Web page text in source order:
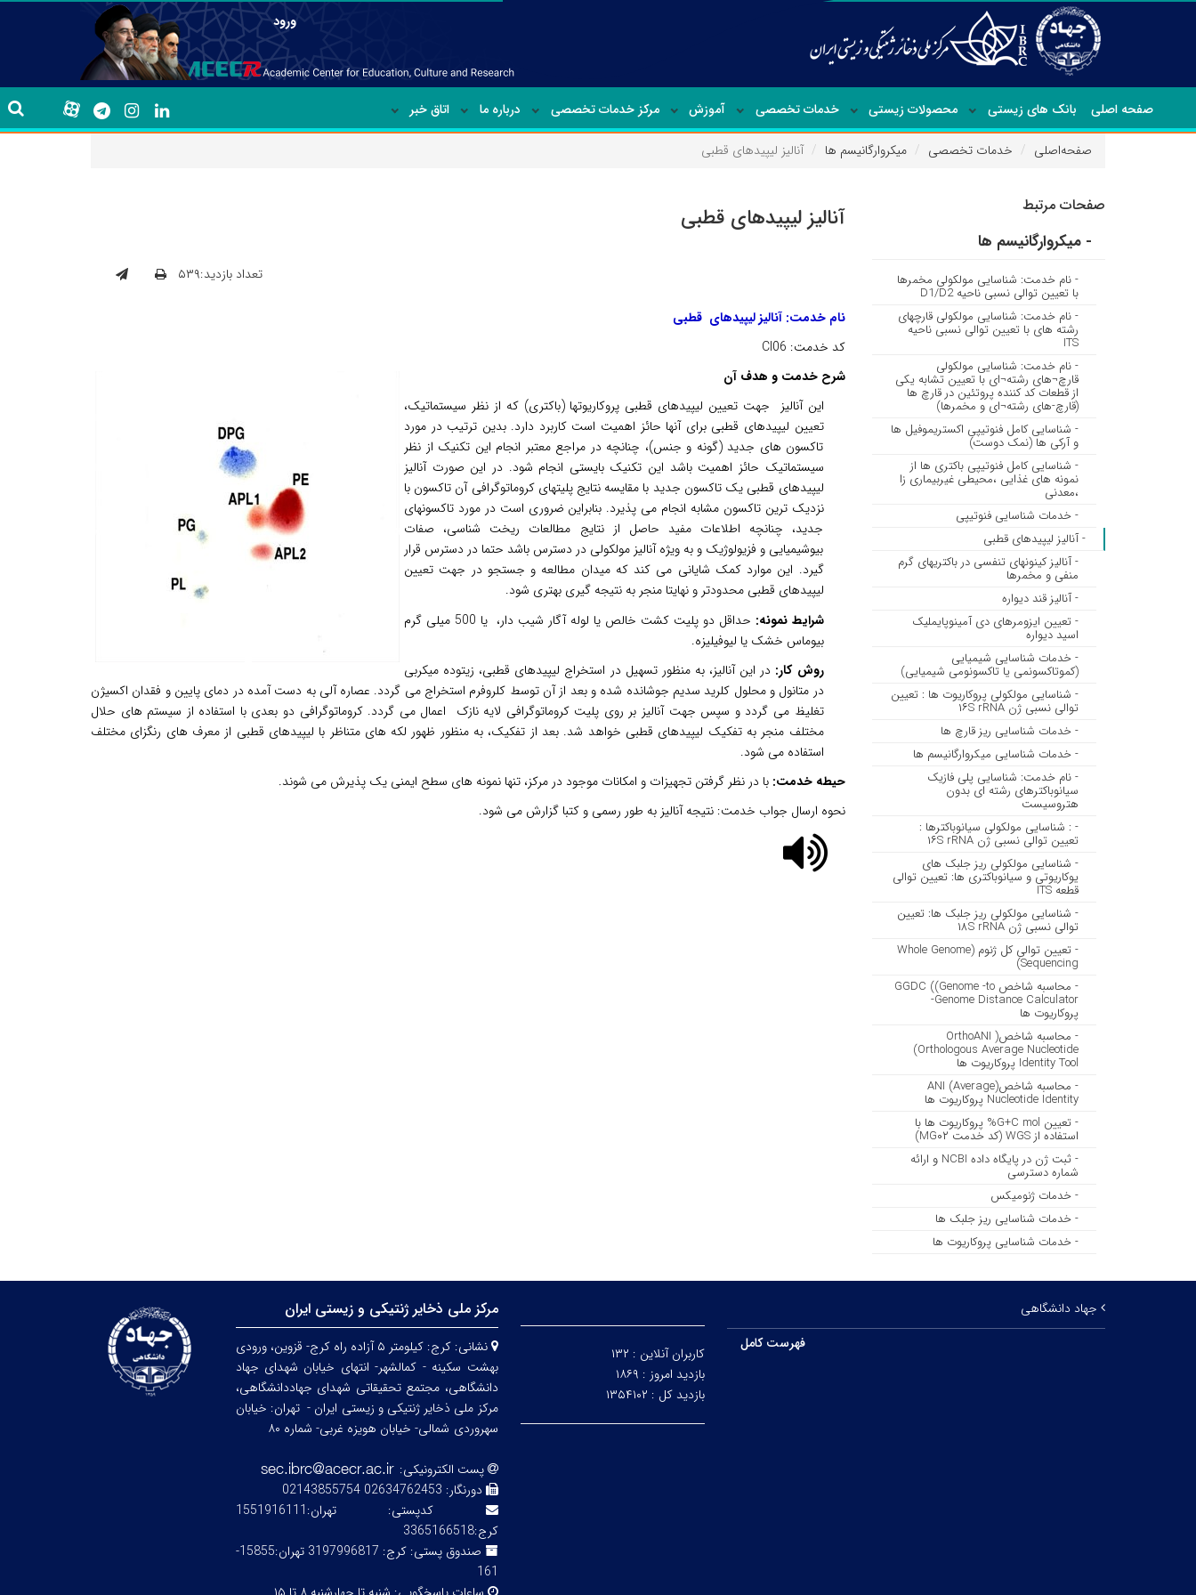
ورود
صفحه اصلی بانک های زیستی محصولات زیستی خدمات تخصصی آموزش مرکز خدمات تخصصی درباره ما اتاق خبر
صفحه‌اصلی خدمات تخصصی میکروارگانیسم ها آنالیز لیپیدهای قطبی
آنالیز لیپیدهای قطبی
تعداد بازدید:۵۳۹
نام خدمت: آنالیز لیپیدهای قطبی
کد خدمت: CI06
شرح خدمت و هدف آن
این آنالیز
جهت تعیین لیپیدهای قطبی پروکاریوتها (باکتری) که از نظر سیستماتیک،
تعیین لیپیدهای قطبی برای آنها حائز اهمیت است کاربرد دارد. بدین ترتیب در مورد
تاکسون های جدید (گونه و جنس)، چنانچه در مراجع معتبر انجام این تکنیک از نظر
سیستماتیک حائز اهمیت باشد این تکنیک بایستی انجام شود. در این صورت آنالیز
لیپیدهای قطبی یک تاکسون جدید با مقایسه نتایج پلیتهای کروماتوگرافی آن تاکسون با
نزدیک ترین تاکسون مشابه انجام می پذیرد. بنابراین ضروری است در مورد تاکسونهای
جدید، چنانچه اطلاعات مفید حاصل از نتایج مطالعات ریخت شناسی، صفات
بیوشیمیایی و فزیولوژیک و به ویژه آنالیز مولکولی در دسترس باشد حتما در دسترس قرار
گیرد. این موارد کمک شایانی می کند که میدان مطالعه و جستجو در جهت تعیین
لیپیدهای قطبی محدودتر و نهایتا منجر به نتیجه گیری بهتری شود.
شرایط نمونه: حداقل دو پلیت کشت خالص یا لوله آگار شیب دار،
یا 500 میلی گرم
بیوماس خشک یا لیوفیلیزه.
روش کار: در این آنالیز، به منظور تسهیل در استخراج لیپیدهای قطبی، زیتوده میکربی
در متانول و محلول کلرید سدیم جوشانده شده و بعد از آن توسط کلروفرم استخراج می گردد. عصاره آلی به دست آمده در دمای پایین و فقدان اکسیژن
تغلیظ می گردد و سپس جهت آنالیز بر روی پلیت کروماتوگرافی لایه نازک
اعمال می گردد. کروماتوگرافی دو بعدی با استفاده از سیستم های حلال
مختلف منجر به تفکیک لیپیدهای قطبی خواهد شد. بعد از تفکیک، به منظور ظهور لکه های متناظر با لیپیدهای قطبی از معرف های رنگزای مختلف
استفاده می شود.
حیطه خدمت: با در نظر گرفتن تجهیزات و امکانات موجود در مرکز، تنها نمونه های سطح ایمنی یک پذیرش می شوند.
نحوه ارسال جواب خدمت: نتیجه آنالیز به طور رسمی و کتبا گزارش می شود.
صفحات مرتبط
- میکروارگانیسم ها
- نام خدمت: شناسایی مولکولی مخمرها
با تعیین توالی نسبی ناحیه D1/D2
- نام خدمت: شناسایی مولکولی قارچ­های
رشته ه­ای با تعیین توالی نسبی ناحیه
ITS
- نام خدمت: شناسایی مولکولی
قارچ¬های رشته¬ای با تعیین تشابه یکی
از قطعات کد کننده پروتئین در قارچ ها
(قارچ-های رشته¬ای و مخمرها)
- شناسایی کامل فنوتیپی اکستریموفیل ها
و آرکی ها (نمک دوست)
- شناسایی کامل فنوتیپی باکتری ها از
نمونه های غذایی ،محیطی غیربیماری زا
،معدنی
- خدمات شناسایی فنوتیپی
- آنالیز لیپیدهای قطبی
- آنالیز کینونهای تنفسی در باکتریهای گرم
منفی و مخمرها
- آنالیز قند دیواره
- تعیین ایزومرهای دی آمینوپایملیک
اسید دیواره
- خدمات شناسایی شیمیایی
(کموتاکسونمی یا تاکسونومی شیمیایی)
- شناسایی مولکولی پروکاریوت ها : تعیین
توالی نسبی ژن ۱۶S rRNA
- خدمات شناسایی ریز قارچ ها
- خدمات شناسایی میکروارگانیسم ها
- نام خدمت: شناسایی پلی فازیک
سیانوباکترهای رشته ای بدون
هتروسیست
- : شناسایی مولکولی سیانوباکترها :
تعیین توالی نسبی ژن ۱۶S rRNA
- شناسایی مولکولی ریز جلبک های
یوکاریوتی و سیانوباکتری ها: تعیین توالی
قطعه ITS
- شناسایی مولکولی ریز جلبک ها: تعیین
توالی نسبی ژن ۱۸S rRNA
- تعیین توالی کل ژنوم (Whole Genome
Sequencing)
- محاسبه شاخص GGDC ((Genome -to
-Genome Distance Calculator
پروکاریوت ها
- محاسبه شاخص( OrthoANI
(Orthologous Average Nucleotide
Identity Tool پروکاریوت ها
- محاسبه شاخص(ANI (Average
Nucleotide Identity پروکاریوت ها
- تعیین G+C mol% پروکاریوت ها با
استفاده از WGS (کد خدمت MG۰۲)
- ثبت ژن در پایگاه داده NCBI و ارائه
شماره دسترسی
- خدمات ژنومیکس
- خدمات شناسایی ریز جلبک ها
- خدمات شناسایی پروکاریوت ها
جهاد دانشگاهی
فهرست کامل
کاربران آنلاین : ۱۳۲
بازدید امروز : ۱۸۶۹
بازدید کل : ۱۳۵۴۱۰۲
مرکز ملی ذخایر ژنتیکی و زیستی ایران
نشانی:
کرج: کیلومتر ۵ آزاده راه کرج- قزوین، ورودی
بهشت سکینه - کمالشهر- انتهای خیابان شهدای جهاد
دانشگاهی، مجتمع تحقیقاتی شهدای جهاددانشگاهی،
مرکز ملی ذخایر ژنتیکی و زیستی ایران - تهران: خیابان
سهروردی شمالی- خیابان هویزه غربی- شماره ۸۰
پست الکترونیکی:
دورنگار: 02634762453 02143855754
کدپستی:
تهران:1551916111
کرج:3365166518
صندوق پستی:
کرج: 3197996817 تهران:15855-
161